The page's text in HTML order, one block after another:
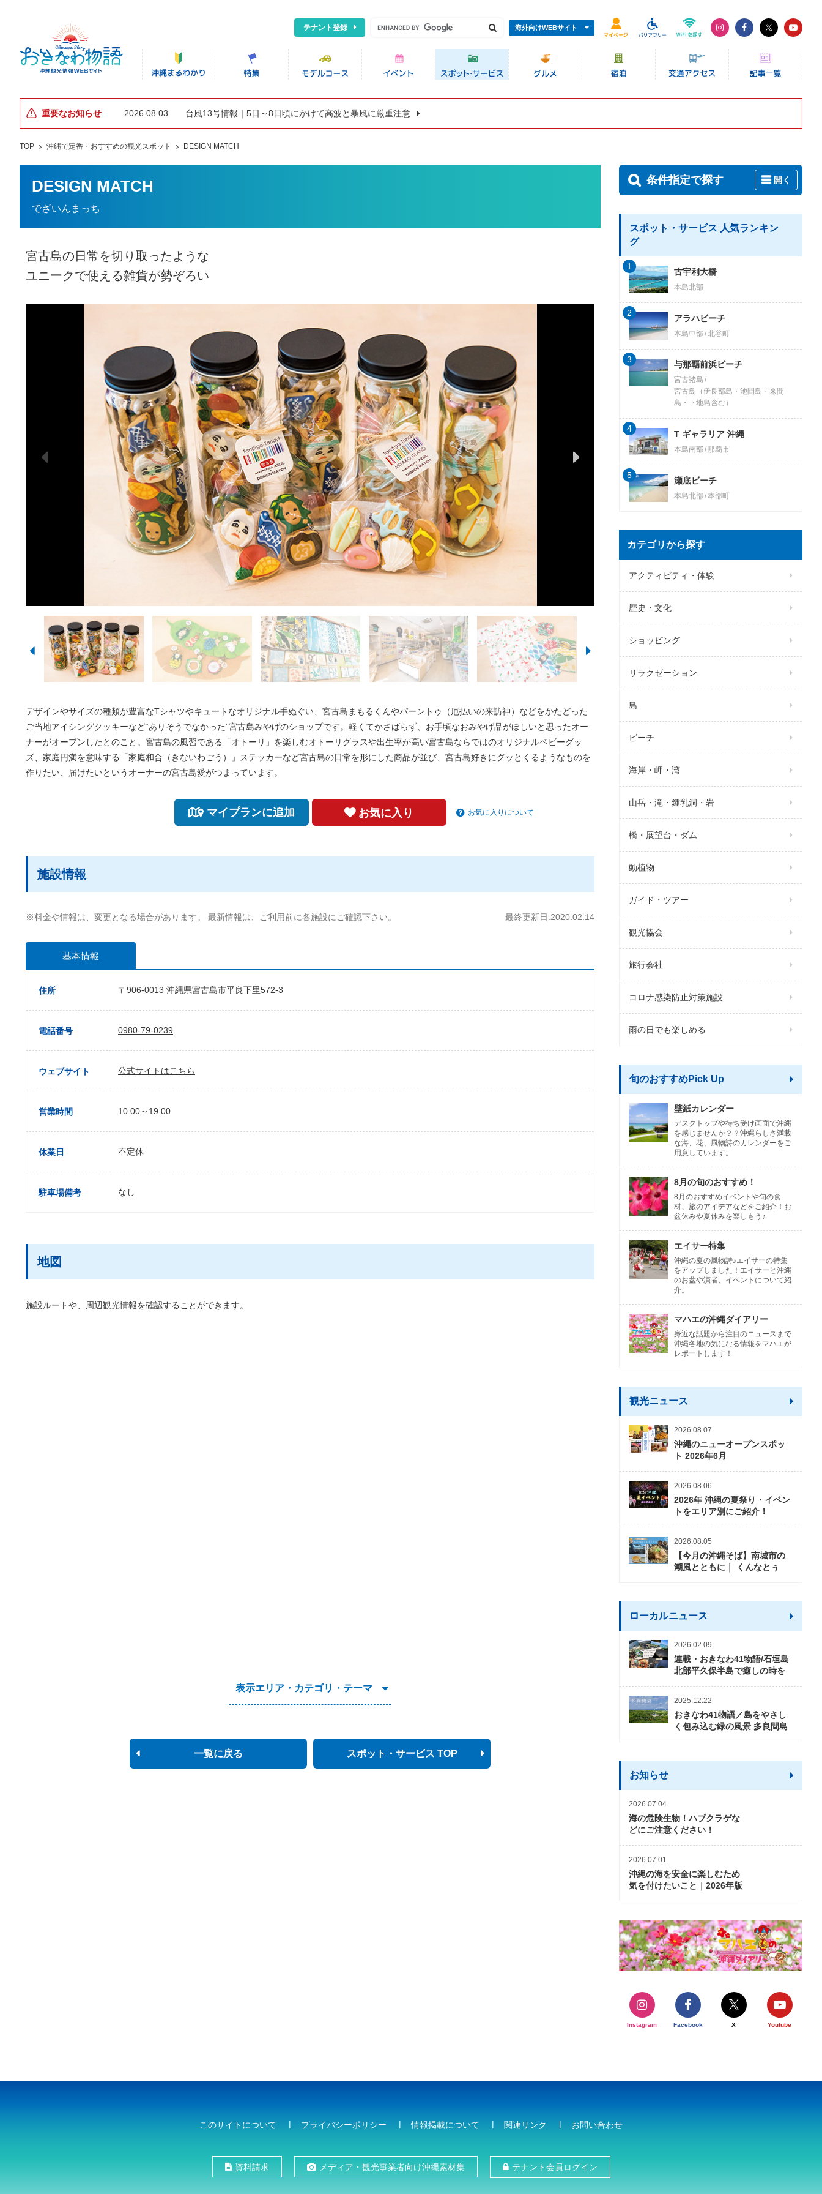
テナント登録 海外向けWEBサイト
重要なお知らせ 2026.08.03 台風13号情報｜5日～8日頃にかけて高波と暴風に厳重注意
TOP 沖縄で定番・おすすめの観光スポット DESIGN MATCH
DESIGN MATCH
でざいんまっち
宮古島の日常を切り取ったような
ユニークで使える雑貨が勢ぞろい
デザインやサイズの種類が豊富なTシャツやキュートなオリジナル手ぬぐい、宮古島まもるくんやパーントゥ（厄払いの来訪神）などをかたどった
ご当地アイシングクッキーなど“ありそうでなかった”宮古島みやげのショップです。軽くてかさばらず、お手頃なおみやげ品がほしいと思ったオー
ナーがオープンしたとのこと。宮古島の風習である「オトーリ」を楽しむオトーリグラスや出生率が高い宮古島ならではのオリジナルベビーグッ
ズ、家庭円満を意味する「家庭和合（きないわごう）」ステッカーなど宮古島の日常を形にした商品が並び、宮古島好きにグッとくるようなものを
作りたい、届けたいというオーナーの宮古島愛がつまっています。
マイプランに追加 お気に入り お気に入りについて
施設情報
※料金や情報は、変更となる場合があります。 最新情報は、ご利用前に各施設にご確認下さい。 最終更新日:2020.02.14
基本情報
住所 〒906-0013 沖縄県宮古島市平良下里572-3
電話番号 0980-79-0239
ウェブサイト 公式サイトはこちら
営業時間 10:00～19:00
休業日 不定休
駐車場備考 なし
地図
施設ルートや、周辺観光情報を確認することができます。
表示エリア・カテゴリ・テーマ
一覧に戻る スポット・サービス TOP
条件指定で探す 開く
スポット・サービス 人気ランキン
グ
古宇利大橋
本島北部
1
アラハビーチ
本島中部 北谷町
2
与那覇前浜ビーチ
宮古諸島
宮古島（伊良部島・池間島・来間
島・下地島含む）
3
T ギャラリア 沖縄
本島南部 那覇市
4
瀬底ビーチ
本島北部 本部町
5
カテゴリから探す
アクティビティ・体験
歴史・文化
ショッピング
リラクゼーション
島
ビーチ
海岸・岬・湾
山岳・滝・鍾乳洞・岩
橋・展望台・ダム
動植物
ガイド・ツアー
観光協会
旅行会社
コロナ感染防止対策施設
雨の日でも楽しめる
旬のおすすめPick Up
壁紙カレンダー
デスクトップや待ち受け画面で沖縄
を感じませんか？？沖縄らしさ満載
な海、花、風物詩のカレンダーをご
用意しています。
8月の旬のおすすめ！
8月のおすすめイベントや旬の食
材、旅のアイデアなどをご紹介！お
盆休みや夏休みを楽しもう♪
エイサー特集
沖縄の夏の風物詩♪エイサーの特集
をアップしました！エイサーと沖縄
のお盆や演者、イベントについて紹
介。
マハエの沖縄ダイアリー
身近な話題から注目のニュースまで
沖縄各地の気になる情報をマハエが
レポートします！
観光ニュース
2026.08.07
沖縄のニューオープンスポッ
ト 2026年6月
2026.08.06
2026年 沖縄の夏祭り・イベン
トをエリア別にご紹介！
2026.08.05
【今月の沖縄そば】南城市の
潮風とともに｜ くんなとぅ
ローカルニュース
2026.02.09
連載・おきなわ41物語/石垣島
北部平久保半島で癒しの時を
2025.12.22
おきなわ41物語／島をやさし
く包み込む緑の風景 多良間島
お知らせ
2026.07.04
海の危険生物！ハブクラゲな
どにご注意ください！
2026.07.01
沖縄の海を安全に楽しむため
気を付けたいこと｜2026年版
Instagram Facebook X Youtube
このサイトについて プライバシーポリシー 情報掲載について 関連リンク お問い合わせ
資料請求 メディア・観光事業者向け沖縄素材集 テナント会員ログイン